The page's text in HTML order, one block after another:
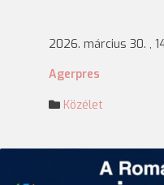
2026. március 30. ,
Agerpres
Közélet